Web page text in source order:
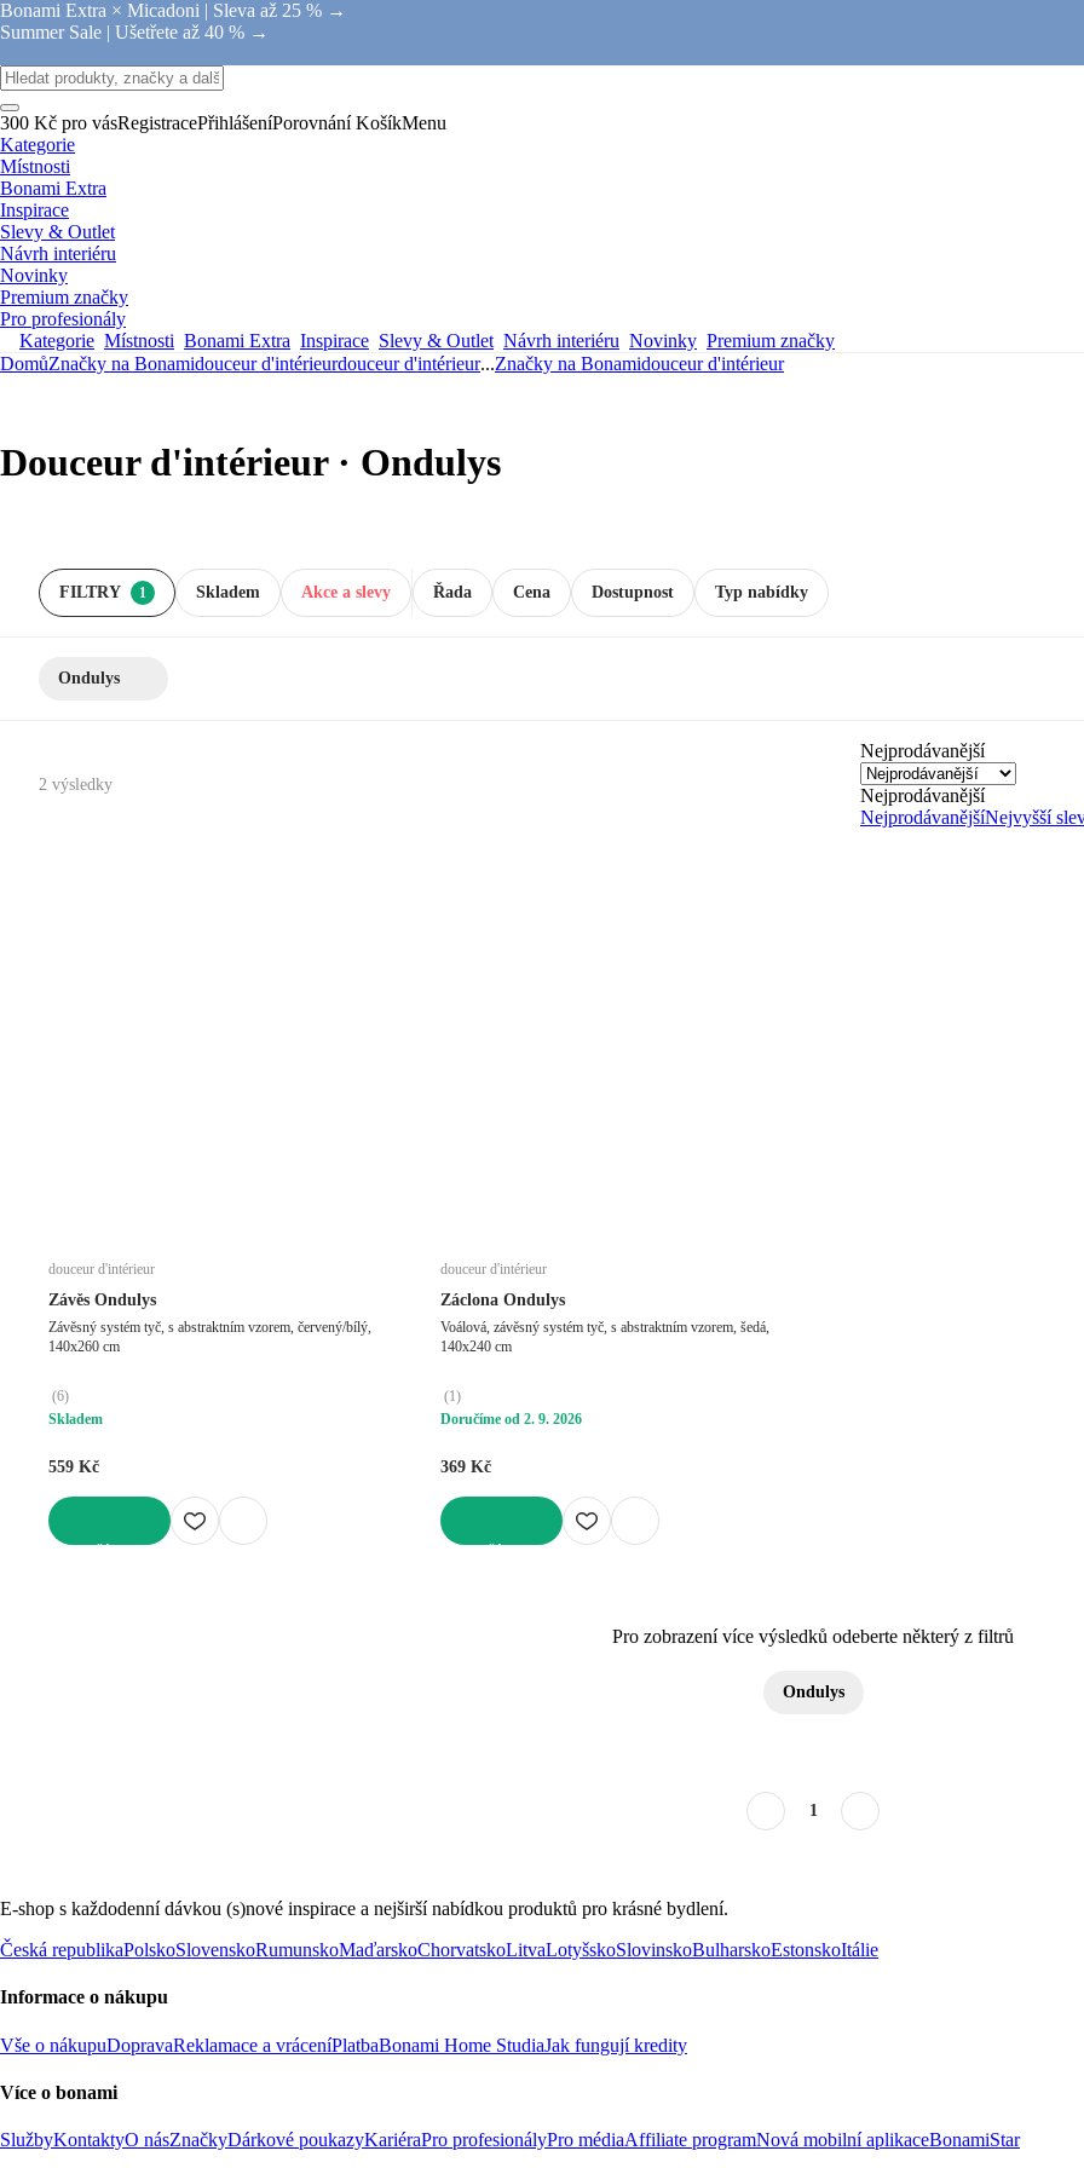
Bonami Extra × Micadoni | Sleva až 25 % →
Summer Sale | Ušetřete až 40 % →
300 Kč pro vásRegistracePřihlášeníPorovnání KošíkMenu
Kategorie
Místnosti
Bonami Extra
Inspirace
Slevy & Outlet
Návrh interiéru
Novinky
Premium značky
Pro profesionály
Kategorie Místnosti Bonami Extra Inspirace Slevy & Outlet Návrh interiéru Novinky Premium značky
DomůZnačky na Bonamidouceur d'intérieurdouceur d'intérieur...Značky na Bonamidouceur d'intérieur
Douceur d'intérieur · Ondulys
FILTRY 1 Skladem Akce a slevy Řada Cena Dostupnost Typ nabídky
Ondulys
2 výsledky
Nejprodávanější
Nejprodávanější
NejprodávanějšíNejvyšší
douceur d'intérieur
Závěs Ondulys
Závěsný systém tyč, s abstraktním vzorem, červený/bílý,
140x260 cm
(6)
Skladem
559 Kč
douceur d'intérieur
Záclona Ondulys
Voálová, závěsný systém tyč, s abstraktním vzorem, šedá,
140x240 cm
(1)
Doručíme od 2. 9. 2026
369 Kč
Pro zobrazení více výsledků odeberte některý z filtrů
Ondulys
1
E-shop s každodenní dávkou (s)nové inspirace a nejširší nabídkou produktů pro krásné bydlení.
Česká republikaPolskoSlovenskoRumunskoMaďarskoChorvatskoLitvaLotyšskoSlovinskoBulharskoEstonskoItálie
Informace o nákupu
Vše o nákupuDopravaReklamace a vráceníPlatbaBonami Home StudiaJak fungují kredity
Více o bonami
SlužbyKontaktyO násZnačkyDárkové poukazyKariéraPro profesionályPro médiaAffiliate programNová mobilní aplikaceBonamiStar